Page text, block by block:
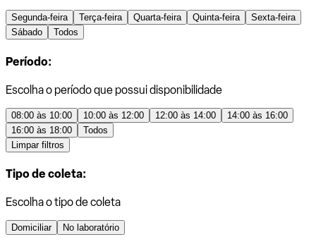
Segunda-feira Terça-feira Quarta-feira Quinta-feira
Sexta-feira
Sábado
Todos
Período:
Escolha o período que possui disponibilidade
08:00 às 10:00 10:00 às 12:00 12:00 às 14:00
14:00 às 16:00
16:00 às 18:00
Todos
Limpar filtros
Tipo de coleta:
Escolha o tipo de coleta
Domiciliar No laboratório